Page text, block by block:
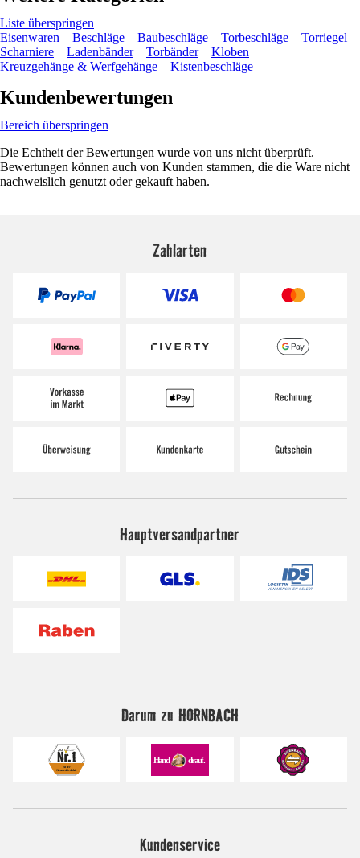
Liste überspringen
Eisenwaren
Beschläge Baubeschläge Torbeschläge
Torriegel
Scharniere
Ladenbänder Torbänder
Kloben
Kreuzgehänge & Werfgehänge
Kistenbeschläge
Kundenbewertungen
Bereich überspringen
Die Echtheit der Bewertungen wurde von uns nicht überprüft.
Bewertungen können auch von Kunden stammen, die die Ware nicht
nachweislich genutzt oder gekauft haben.
Zahlarten
Hauptversandpartner
Darum zu HORNBACH
Kundenservice